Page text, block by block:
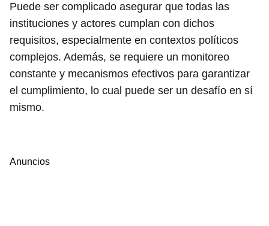
Puede ser complicado asegurar que todas las
instituciones y actores cumplan con dichos
requisitos, especialmente en contextos políticos
complejos. Además, se requiere un monitoreo
constante y mecanismos efectivos para garantizar
el cumplimiento, lo cual puede ser un desafío en sí
mismo.
Anuncios